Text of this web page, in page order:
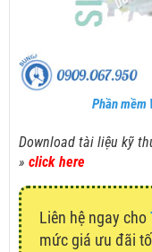
Phần mềm
Download tài liệu kỹ
» click here
Liên hệ ngay cho
mức giá ưu đãi